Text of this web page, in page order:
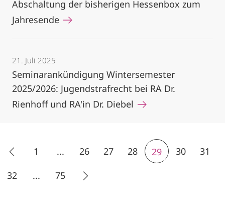
Abschaltung der bisherigen Hessenbox zum
Jahresende
21. Juli 2025
Seminarankündigung Wintersemester
2025/2026: Jugendstrafrecht bei RA Dr.
Rienhoff und RA'in Dr. Diebel
1 ... 26 27 28 29 30
31
32
... 75